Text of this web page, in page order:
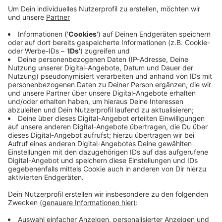
Anzeige
Auf unsere Nachfrage erklären die Waldbesitzer:
Vandalen hätten sich hier wiederholt ausgetobt. Die
Besitzer haben die Brücke jetzt komplett entfernen
lassen. Sie sei inzwischen auch altersschwach. Ein
Ersatz ist nicht geplant. Die Brücke führe lediglich
über einen Graben, den könnten Spaziergänger bei
trockenem Wetter auch so passieren.
Anzeige